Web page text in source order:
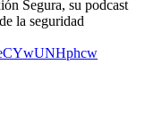
Segura, su podcast
la seguridad